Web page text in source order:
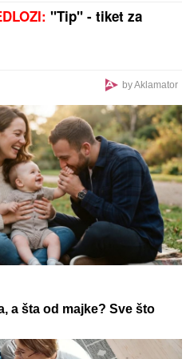
brutalno o pevaču
SUROVO
SADA POTVRĐENI
Filip Car se
"penzioniše", a sprema
osveta
OTKRIO CELU
Popović dala sebi
restorana, SVI
DA KOMENTARIŠU!